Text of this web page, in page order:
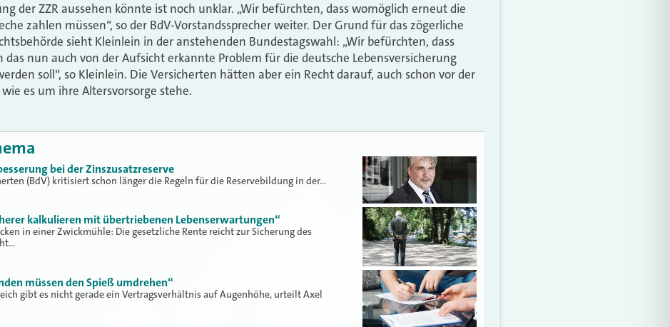
der ZZR aussehen könnte ist noch unklar. „Wir befürchten, dass womöglich erneut die
zahlen müssen“, so der BdV-Vorstandssprecher weiter. Der Grund für das zögerliche
sieht Kleinlein in der anstehenden Bundestagswahl: „Wir befürchten, dass
das nun auch von der Aufsicht erkannte Problem für die deutsche Lebensversicherung
soll“, so Kleinlein. Die Versicherten hätten aber ein Recht darauf, auch schon vor der
es um ihre Altersvorsorge stehe.
bei der Zinszusatzreserve
(BdV) kritisiert schon länger die Regeln für die Reservebildung in der…
kalkulieren mit übertriebenen Lebenserwartungen“
in einer Zwickmühle: Die gesetzliche Rente reicht zur Sicherung des
müssen den Spieß umdrehen“
gibt es nicht gerade ein Vertragsverhältnis auf Augenhöhe, urteilt Axel